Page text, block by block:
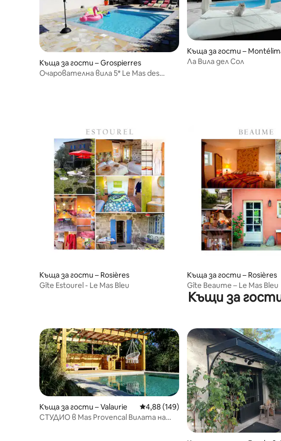
Къща за гости – Grospierres
Очарователна вила 5* Le Mas des
Къща за гости –
Ла Вила дел Сол
Къща за гости – Rosières
Gîte Estourel - Le Mas Bleu
Къща за гости – Rosières
Gîte Beaume – Le Mas Bleu
Къщи за
Къща за гости – Valaurie Средна оценка: 4,88 от 5, 149 отзива
4,88 (149)
СТУДИО в Mas Provencal Вилaта на